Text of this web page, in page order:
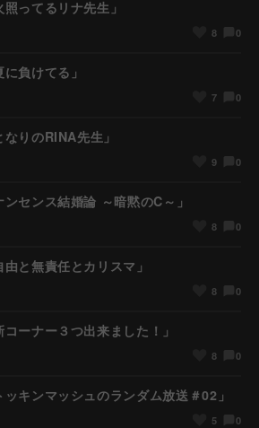
ってるリナ先生」
8 0
負けてる」
7 0
りのRINA先生」
9 0
センス結婚論 ～暗黙のC～」
8 0
と無責任とカリスマ」
8 0
ーナー３つ出来ました！」
8 0
キンマッシュのランダム放送＃02」
5 0